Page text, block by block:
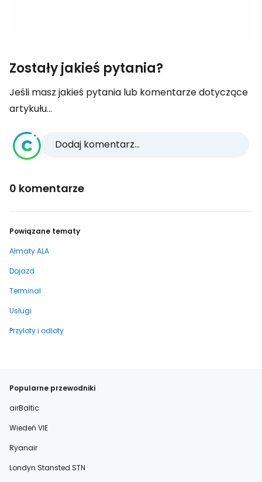
Zostały jakieś pytania?
Jeśli masz jakieś pytania lub komentarze dotyczące
artykułu...
Dodaj komentarz...
0 komentarze
Powiązane tematy
Ałmaty ALA
Dojazd
Terminal
Usługi
Przyloty i odloty
Popularne przewodniki
airBaltic
Wiedeń VIE
Ryanair
Londyn Stansted STN